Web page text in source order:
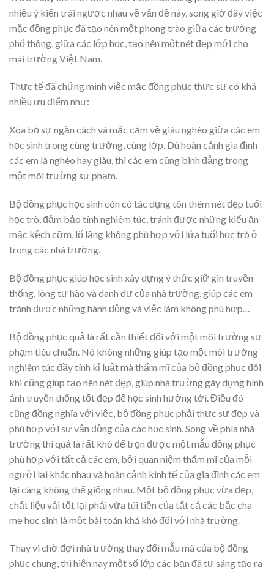
nhiều ý kiến trái ngược nhau về vấn đề này, song giờ đây việc
mặc đồng phục đã tạo nên một phong trào giữa các trường
phổ thông, giữa các lớp học, tạo nên một nét đẹp mới cho
mái trường Việt Nam.
Thực tế đã chứng minh việc mặc đồng phục thực sự có khá
nhiều ưu điểm như:
Xóa bỏ sự ngăn cách và mặc cảm về giàu nghèo giữa các em
học sinh trong cùng trường, cùng lớp. Dù hoàn cảnh gia đình
các em là nghèo hay giàu, thì các em cũng bình đẳng trong
một môi trường sư phạm.
Bộ đồng phục học sinh còn có tác dụng tôn thêm nét đẹp tuổi
học trò, đảm bảo tính nghiêm túc, tránh được những kiểu ăn
mặc kệch cỡm, lố lăng không phù hợp với lứa tuổi học trò ở
trong các nhà trường.
Bộ đồng phục giúp học sinh xây dựng ý thức giữ gìn truyền
thống, lòng tự hào và danh dự của nhà trường, giúp các em
tránh được những hành động và việc làm không phù hợp…
Bộ đồng phục quả là rất cần thiết đối với một môi trường sư
phạm tiêu chuẩn. Nó không những giúp tạo một môi trường
nghiêm túc đầy tính kỉ luật mà thẩm mĩ của bộ đồng phục đôi
khi cũng giúp tạo nên nét đẹp, giúp nhà trường gây dựng hình
ảnh truyền thống tốt đẹp để học sinh hướng tới. Điều đó
cũng đồng nghĩa với việc, bộ đồng phục phải thực sự đẹp và
phù hợp với sự vận động của các học sinh. Song về phía nhà
trường thì quả là rất khó để trọn được một mẫu đồng phục
phù hợp với tất cả các em, bởi quan niệm thẩm mĩ của mỗi
người lại khác nhau và hoàn cảnh kinh tế của gia đình các em
lại càng không thể giống nhau. Một bộ đồng phục vừa đẹp,
chất liệu vải tốt lại phải vừa túi tiền của tất cả các bậc cha
mẹ học sinh là một bài toán khá khó đối với nhà trường.
Thay vì chờ đợi nhà trường thay đổi mẫu mã của bộ đồng
phục chung, thì hiện nay một số lớp các bạn đã tự sáng tạo ra